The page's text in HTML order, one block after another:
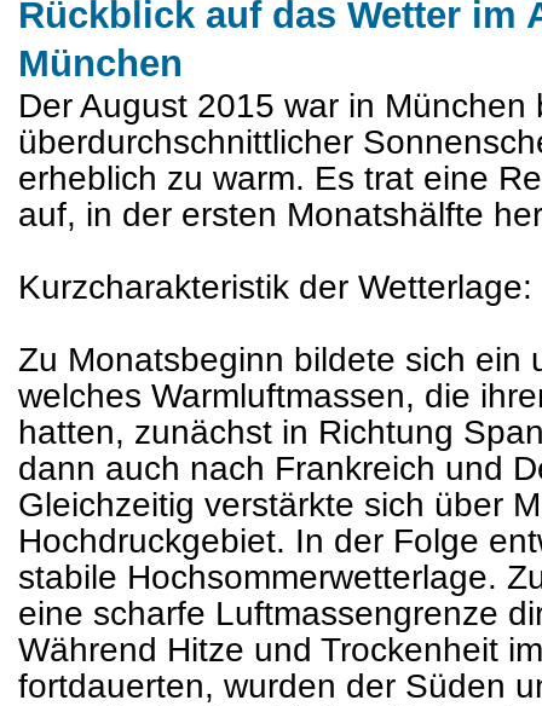
Rückblick auf das Wetter im
München
Der August 2015 war in München
überdurchschnittlicher
erheblich zu warm. Es trat eine
auf, in der ersten Monatshälfte
Kurzcharakteristik der Wetterlage:
Zu Monatsbeginn bildete sich ein
welches Warmluftmassen, die
hatten, zunächst in Richtung
dann auch nach Frankreich und
Gleichzeitig verstärkte sich über
Hochdruckgebiet. In der Folge
stabile Hochsommerwetterlage.
eine scharfe Luftmassengrenze
Während Hitze und Trockenheit
fortdauerten, wurden der Süden